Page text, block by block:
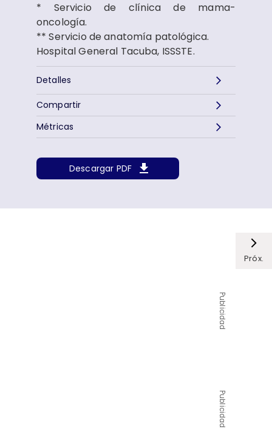
* Servicio de clínica de mama-
oncología.
** Servicio de anatomía patológica.
Hospital General Tacuba, ISSSTE.
Detalles
Descargar PDF
Métricas
Compartir
Próx.
Publicidad
Publicidad